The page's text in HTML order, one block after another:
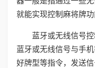
就能实现控制麻将牌功
蓝牙或无线信号
蓝牙或无线信号与手
好牌型等指令，发送